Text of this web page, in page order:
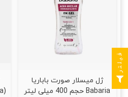
ژل میسلار صورت باباریا
Babaria حجم 400 میلی لیتر
فیلتر